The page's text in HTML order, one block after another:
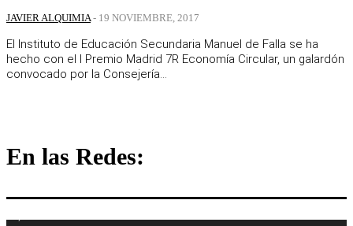
JAVIER ALQUIMIA - 19 NOVIEMBRE, 2017
El Instituto de Educación Secundaria Manuel de Falla se ha
hecho con el I Premio Madrid 7R Economía Circular, un galardón
convocado por la Consejería...
En las Redes: